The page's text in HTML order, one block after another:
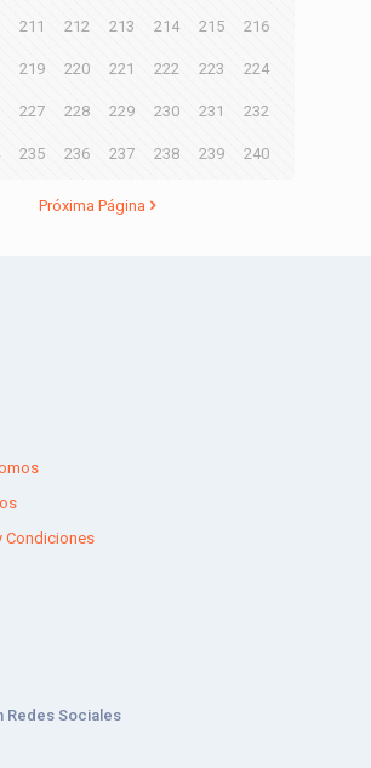
211 212 213 214 215 216
219 220 221 222 223 224
227 228 229 230 231 232
235 236 237 238 239 240
Próxima Página
Condiciones
Redes Sociales